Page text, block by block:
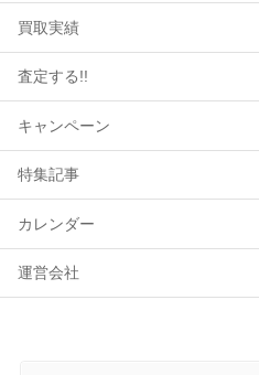
買取実績
査定する!!
キャンペーン
特集記事
カレンダー
運営会社